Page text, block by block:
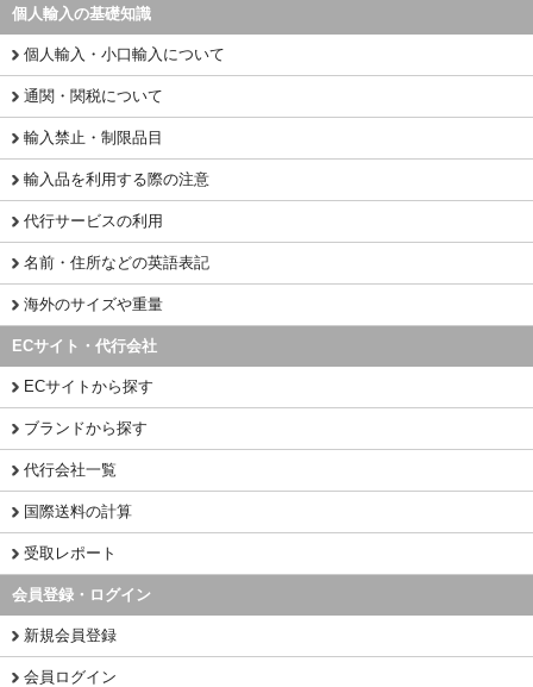
個人輸入の基礎知識
個人輸入・小口輸入について
通関・関税について
輸入禁止・制限品目
輸入品を利用する際の注意
代行サービスの利用
名前・住所などの英語表記
海外のサイズや重量
ECサイト・代行会社
ECサイトから探す
ブランドから探す
代行会社一覧
国際送料の計算
受取レポート
会員登録・ログイン
新規会員登録
会員ログイン